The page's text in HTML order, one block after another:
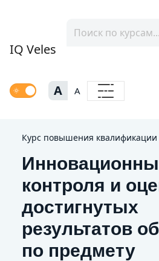
IQ Veles
A A
Курс повышения квалификации
контроля и
достигнутых
результатов
по предмету